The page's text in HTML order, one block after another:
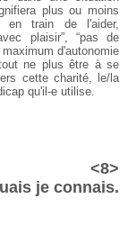
plus ou moins
en train de l'aider,
plaisir”, “pas de
d'autonomie
ne plus être à se
cette charité, le/la
qu'il-e utilise.
<8>
je connais.